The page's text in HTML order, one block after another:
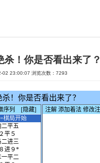
！你是否看出来了？
02 23:00:07 浏览次数：7293